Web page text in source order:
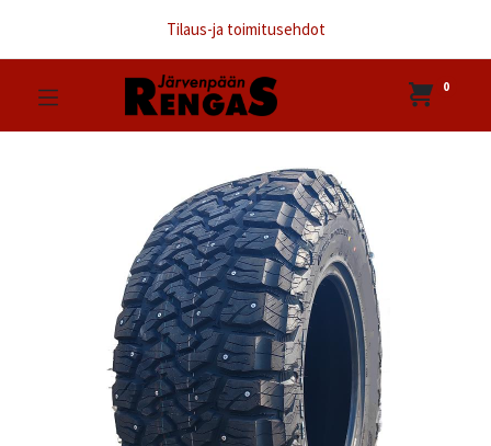
Tilaus-ja toimitusehdot
0